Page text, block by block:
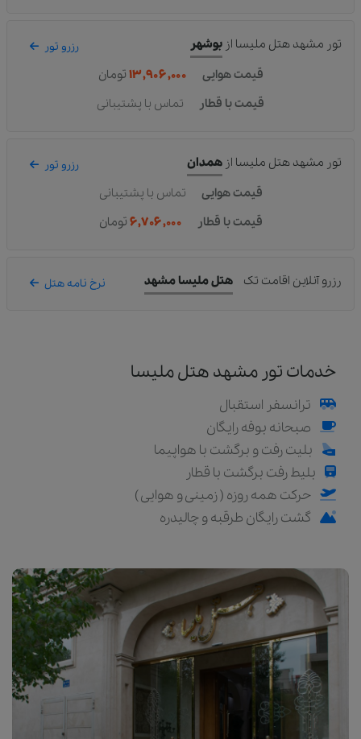
خدمات تور مشهد هتل ملیسا
ترانسفر استقبال
صبحانه بوفه رایگان
بلیت رفت و برگشت با هواپیما
بلیط رفت برگشت با قطار
حرکت همه روزه ( زمینی و هوایی )
گشت رایگان طرقبه و چالیدره
تور مشهد هتل ملیسا از بوشهر رزرو تور
قیمت هوایی ۱۳,۹۰۶,۰۰۰ تومان
قیمت با قطار
تماس با پشتیبانی
تور مشهد هتل ملیسا از همدان رزرو تور
قیمت هوایی
تماس با پشتیبانی
قیمت با قطار
۶,۷۰۶,۰۰۰ تومان
رزرو آنلاین اقامت تک هتل ملیسا مشهد نرخ نامه هتل